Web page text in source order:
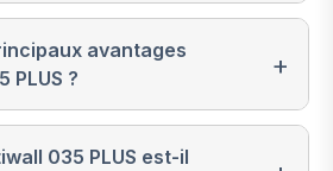
avantages
PLUS ?
035 PLUS est-il